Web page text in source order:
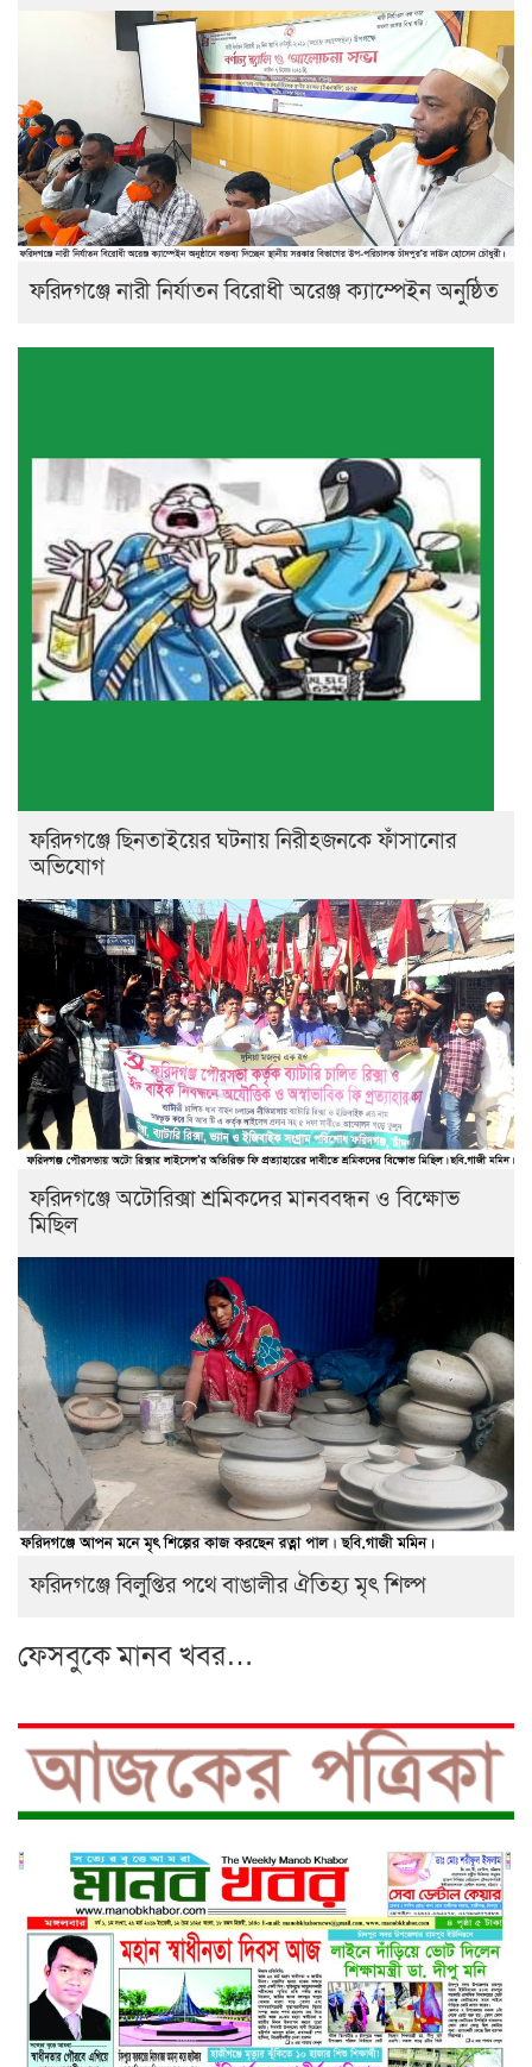
ফরিদগঞ্জে নারী নির্যাতন বিরোধী অরেঞ্জ ক্যাম্পেইন অনুষ্ঠিত
ফরিদগঞ্জে ছিনতাইয়ের ঘটনায় নিরীহজনকে ফাঁসানোর
অভিযোগ
ফরিদগঞ্জে অটোরিক্সা শ্রমিকদের মানববন্ধন ও বিক্ষোভ
মিছিল
ফরিদগঞ্জে বিলুপ্তির পথে বাঙালীর ঐতিহ্য মৃৎ শিল্প
ফেসবুকে মানব খবর…